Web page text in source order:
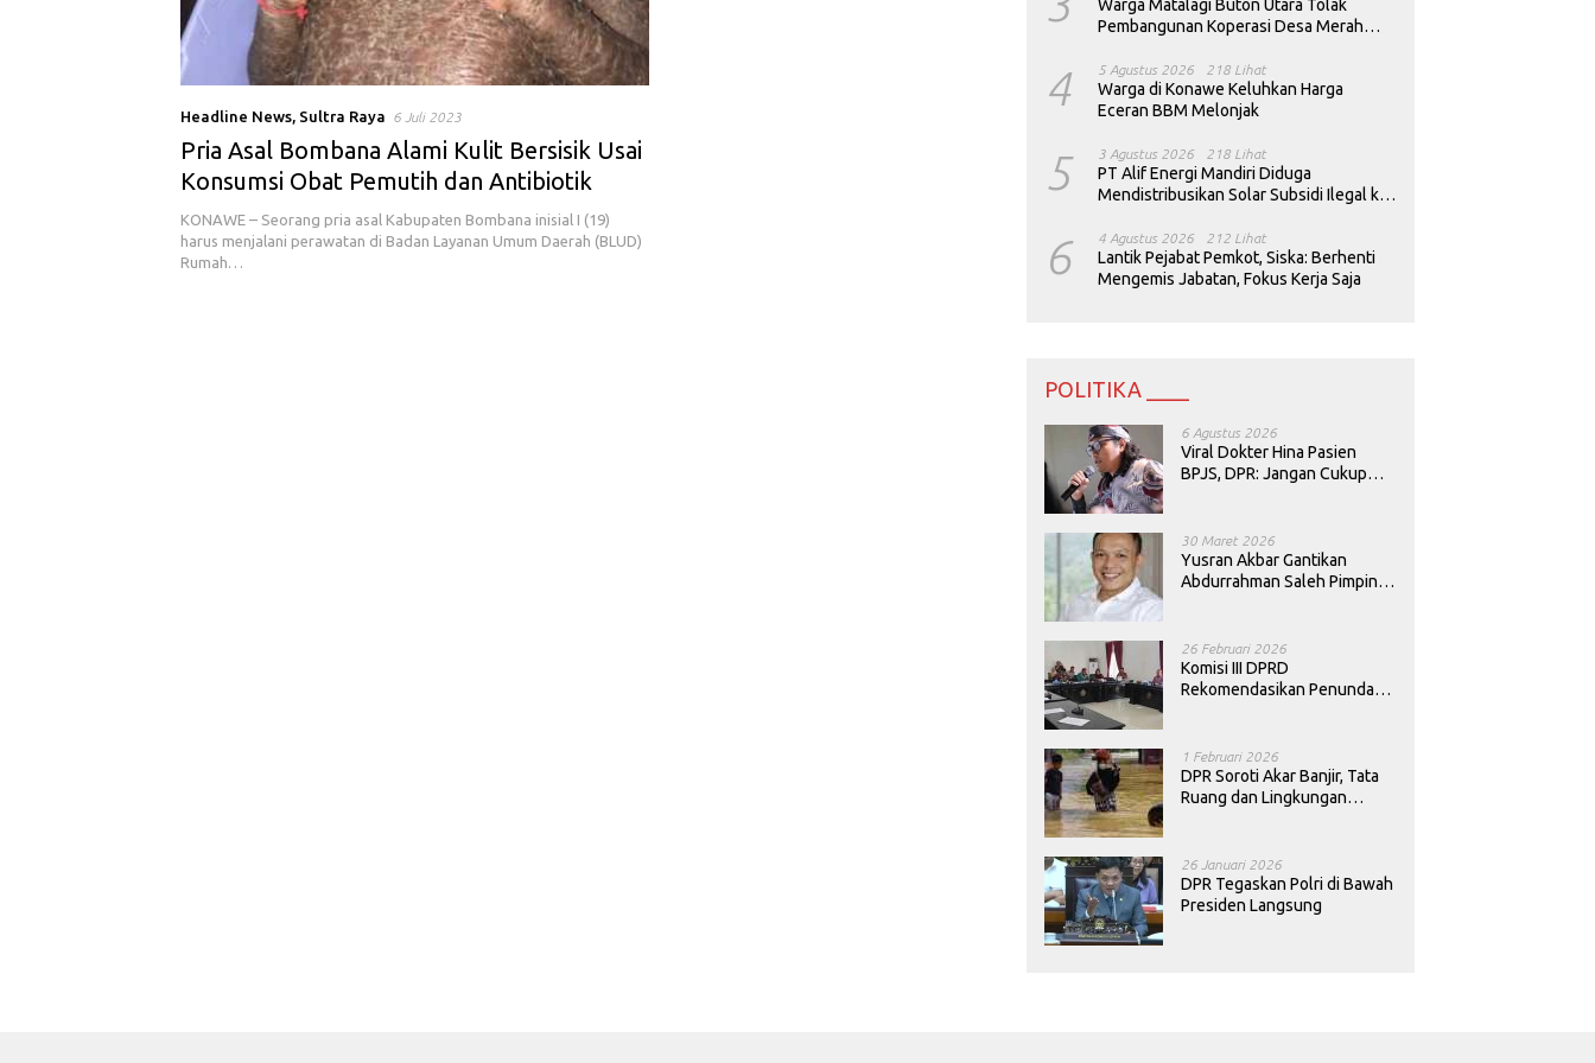
Headline News, Sultra Raya 6 Juli 2023
Pria Asal Bombana Alami Kulit Bersisik Usai
Konsumsi Obat Pemutih dan Antibiotik
KONAWE – Seorang pria asal Kabupaten Bombana inisial I (19)
harus menjalani perawatan di Badan Layanan Umum Daerah (BLUD)
Rumah…
Warga Matalagi Buton Utara Tolak
Pembangunan Koperasi Desa Merah
4 5 Agustus 2026 218 Lihat
Warga di Konawe Keluhkan Harga
Eceran BBM Melonjak
5 3 Agustus 2026 218 Lihat
PT Alif Energi Mandiri Diduga
Mendistribusikan Solar Subsidi Ilegal ke
6 4 Agustus 2026 212 Lihat
Lantik Pejabat Pemkot, Siska: Berhenti
Mengemis Jabatan, Fokus Kerja Saja
POLITIKA ____
6 Agustus 2026
Viral Dokter Hina Pasien
BPJS, DPR: Jangan Cukup
30 Maret 2026
Yusran Akbar Gantikan
Abdurrahman Saleh Pimpin
26 Februari 2026
Komisi III DPRD
Rekomendasikan Penundaan
1 Februari 2026
DPR Soroti Akar Banjir, Tata
Ruang dan Lingkungan
26 Januari 2026
DPR Tegaskan Polri di Bawah
Presiden Langsung